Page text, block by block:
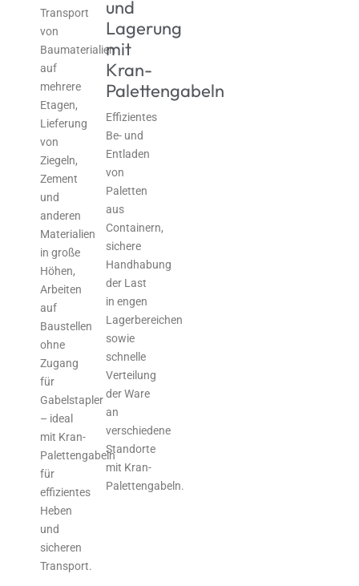
Transport
von
Baumaterialien
auf
mehrere
Etagen,
Lieferung
von
Ziegeln,
Zement
und
anderen
Materialien
in große
Höhen,
Arbeiten
auf
Baustellen
ohne
Zugang
für
Gabelstapler
– ideal
mit Kran-
Palettengabeln
für
effizientes
Heben
und
sicheren
Transport.
und
Lagerung
mit
Kran-
Palettengabeln
Effizientes
Be- und
Entladen
von
Paletten
aus
Containern,
sichere
Handhabung
der Last
in engen
Lagerbereichen
sowie
schnelle
Verteilung
der Ware
an
verschiedene
Standorte
mit Kran-
Palettengabeln.